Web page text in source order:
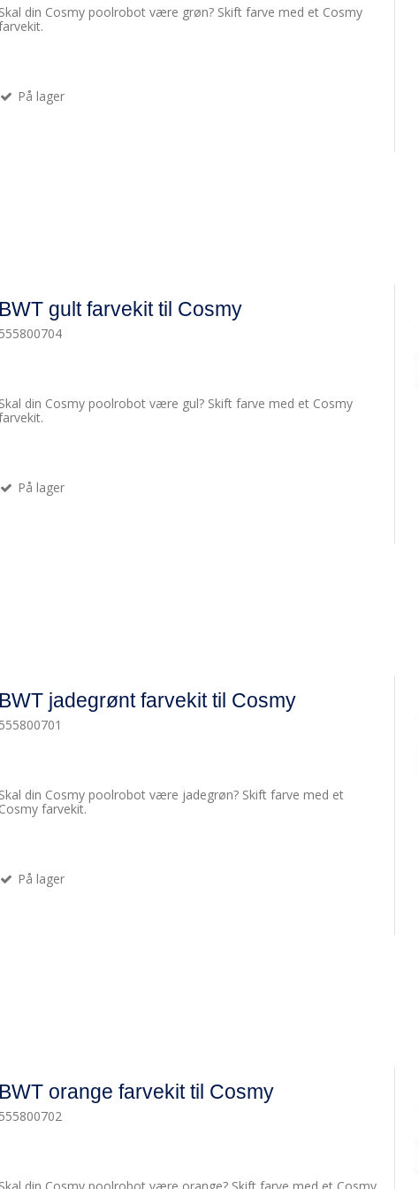
Skal din Cosmy poolrobot være grøn? Skift farve med et Cosmy
På lager
BWT gult farvekit til Cosmy
555800704
Skal din Cosmy poolrobot være gul? Skift farve med et Cosmy
På lager
BWT jadegrønt farvekit til Cosmy
555800701
Skal din Cosmy poolrobot være jadegrøn? Skift farve med et
Cosmy farvekit.
På lager
BWT orange farvekit til Cosmy
555800702